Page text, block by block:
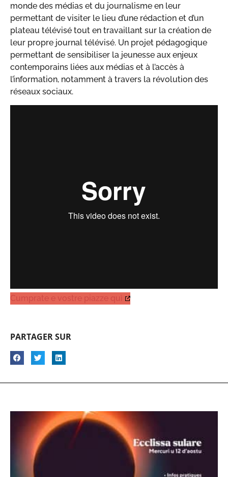
monde des médias et du journalisme en leur
permettant de visiter le lieu d’une rédaction et d’un
plateau télévisé tout en travaillant sur la création de
leur propre journal télévisé. Un projet pédagogique
permettant de sensibiliser la jeunesse aux enjeux
contemporains liées aux médias et à l’accès à
l’information, notamment à travers la révolution des
réseaux sociaux.
Cumprate e vostre piazze quì
PARTAGER SUR